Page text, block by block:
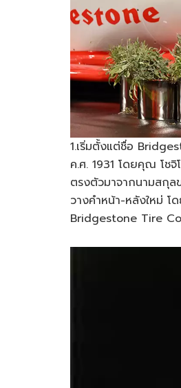
1.เริ่มตั้งแต่ชื่อ
ค.ศ. 1931 โดยคุณ โช
ตรงตัวมาจากนามสกุ
วางคำหน้า-หลังใหม่ โ
Bridgestone Tire